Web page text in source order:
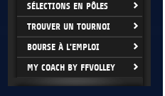
SÉLECTIONS EN PÔLES
TROUVER UN TOURNOI
BOURSE À L'EMPLOI
MY COACH BY FFVOLLEY